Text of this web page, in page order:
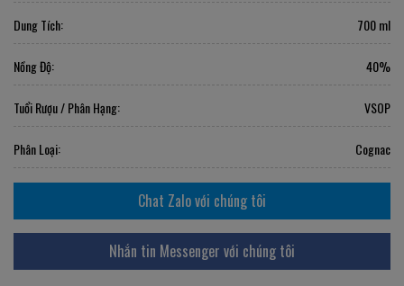
Dung Tích: 700 ml
Nồng Độ: 40%
Tuổi Rượu / Phân Hạng: VSOP
Phân Loại: Cognac
Chat Zalo với chúng tôi
Nhắn tin Messenger với chúng tôi